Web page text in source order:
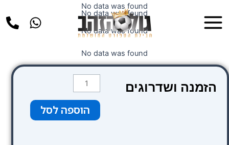
לתוכן
Menu
No data was found
No data was found
No data was found
No data was found
הזמנה ושדרוגים
כמות
של
Amsterdam
De
הוספה לסל